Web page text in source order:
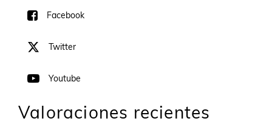
Facebook
Twitter
Youtube
Valoraciones recientes